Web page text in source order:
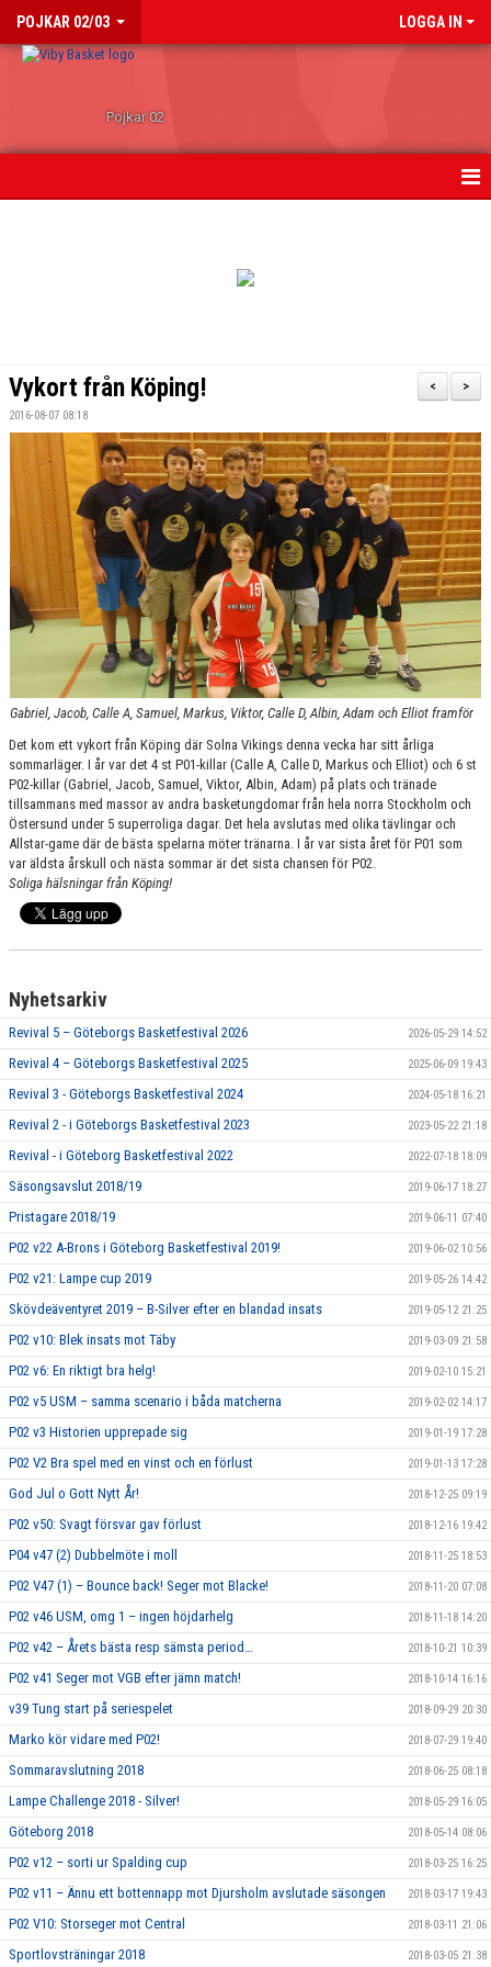
POJKAR 02/03 LOGGA IN
Pojkar 02
BILDGALLERI
BEAT-THE-PRO CHAMPS
DOKUMENT
KONTAKT
>
<
Vykort från Köping!
2016-08-07 08:18
Gabriel, Jacob, Calle A, Samuel, Markus, Viktor, Calle D, Albin, Adam och Elliot framför
Det kom ett vykort från Köping där Solna Vikings denna vecka har sitt årliga
sommarläger. I år var det 4 st P01-killar (Calle A, Calle D, Markus och Elliot) och 6 st
P02-killar (Gabriel, Jacob, Samuel, Viktor, Albin, Adam) på plats och tränade
tillsammans med massor av andra basketungdomar från hela norra Stockholm och
Östersund under 5 superroliga dagar. Det hela avslutas med olika tävlingar och
Allstar-game där de bästa spelarna möter tränarna. I år var sista året för P01 som
var äldsta årskull och nästa sommar är det sista chansen för P02.
Soliga hälsningar från Köping!
Nyhetsarkiv
Revival 5 – Göteborgs Basketfestival 2026 2026-05-29 14:52
Revival 4 – Göteborgs Basketfestival 2025 2025-06-09 19:43
Revival 3 - Göteborgs Basketfestival 2024 2024-05-18 16:21
Revival 2 - i Göteborgs Basketfestival 2023 2023-05-22 21:18
Revival - i Göteborg Basketfestival 2022 2022-07-18 18:09
Säsongsavslut 2018/19 2019-06-17 18:27
Pristagare 2018/19 2019-06-11 07:40
P02 v22 A-Brons i Göteborg Basketfestival 2019! 2019-06-02 10:56
P02 v21: Lampe cup 2019 2019-05-26 14:42
Skövdeäventyret 2019 – B-Silver efter en blandad insats 2019-05-12 21:25
P02 v10: Blek insats mot Täby 2019-03-09 21:58
P02 v6: En riktigt bra helg! 2019-02-10 15:21
P02 v5 USM – samma scenario i båda matcherna 2019-02-02 14:17
P02 v3 Historien upprepade sig 2019-01-19 17:28
P02 V2 Bra spel med en vinst och en förlust 2019-01-13 17:28
God Jul o Gott Nytt År! 2018-12-25 09:19
P02 v50: Svagt försvar gav förlust 2018-12-16 19:42
P04 v47 (2) Dubbelmöte i moll 2018-11-25 18:53
P02 V47 (1) – Bounce back! Seger mot Blacke! 2018-11-20 07:08
P02 v46 USM, omg 1 – ingen höjdarhelg 2018-11-18 14:20
P02 v42 – Årets bästa resp sämsta period… 2018-10-21 10:39
P02 v41 Seger mot VGB efter jämn match! 2018-10-14 16:16
v39 Tung start på seriespelet 2018-09-29 20:30
Marko kör vidare med P02! 2018-07-29 19:40
Sommaravslutning 2018 2018-06-25 08:18
Lampe Challenge 2018 - Silver! 2018-05-29 16:05
Göteborg 2018 2018-05-14 08:06
P02 v12 – sorti ur Spalding cup 2018-03-25 16:25
P02 v11 – Ännu ett bottennapp mot Djursholm avslutade säsongen 2018-03-17 19:43
P02 V10: Storseger mot Central 2018-03-11 21:06
Sportlovsträningar 2018 2018-03-05 21:38